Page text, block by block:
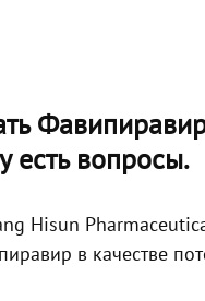
есть вопросы.
Hisun
в качестве